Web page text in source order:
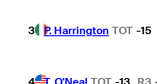
3 P. Harrington TOT -15